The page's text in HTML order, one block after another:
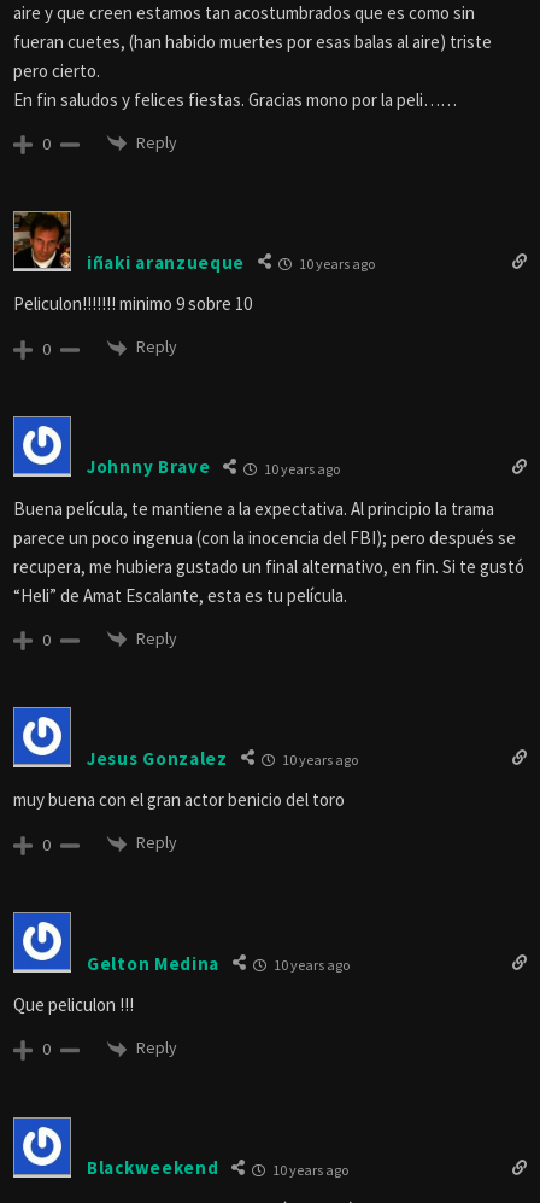
aire y que creen estamos tan acostumbrados que es como sin
fueran cuetes, (han habido muertes por esas balas al aire) triste
pero cierto.
En fin saludos y felices fiestas. Gracias mono por la peli……
0 Reply
iñaki aranzueque 10 years ago
Peliculon!!!!!!! minimo 9 sobre 10
0 Reply
Johnny Brave 10 years ago
Buena película, te mantiene a la expectativa. Al principio la trama
parece un poco ingenua (con la inocencia del FBI); pero después se
recupera, me hubiera gustado un final alternativo, en fin. Si te gustó
“Heli” de Amat Escalante, esta es tu película.
0 Reply
Jesus Gonzalez 10 years ago
muy buena con el gran actor benicio del toro
0 Reply
Gelton Medina 10 years ago
Que peliculon !!!
0 Reply
Blackweekend 10 years ago